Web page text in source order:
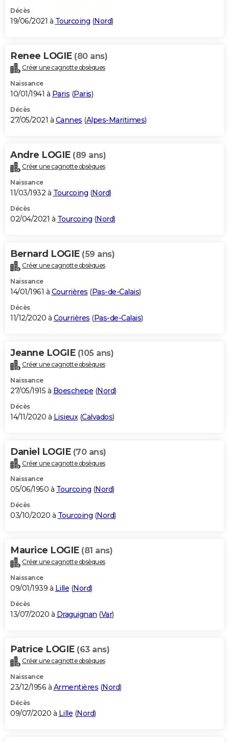
Décès
19/06/2021 à Tourcoing (Nord)
Renee LOGIE (80 ans)
Créer une cagnotte obsèques
Naissance
10/01/1941 à Paris (Paris)
Décès
27/05/2021 à Cannes (Alpes-Maritimes)
Andre LOGIE (89 ans)
Créer une cagnotte obsèques
Naissance
11/03/1932 à Tourcoing (Nord)
Décès
02/04/2021 à Tourcoing (Nord)
Bernard LOGIE (59 ans)
Créer une cagnotte obsèques
Naissance
14/01/1961 à Courrières (Pas-de-Calais)
Décès
11/12/2020 à Courrières (Pas-de-Calais)
Jeanne LOGIE (105 ans)
Créer une cagnotte obsèques
Naissance
27/05/1915 à Boeschepe (Nord)
Décès
14/11/2020 à Lisieux (Calvados)
Daniel LOGIE (70 ans)
Créer une cagnotte obsèques
Naissance
05/06/1950 à Tourcoing (Nord)
Décès
03/10/2020 à Tourcoing (Nord)
Maurice LOGIE (81 ans)
Créer une cagnotte obsèques
Naissance
09/01/1939 à Lille (Nord)
Décès
13/07/2020 à Draguignan (Var)
Patrice LOGIE (63 ans)
Créer une cagnotte obsèques
Naissance
23/12/1956 à Armentières (Nord)
Décès
09/07/2020 à Lille (Nord)